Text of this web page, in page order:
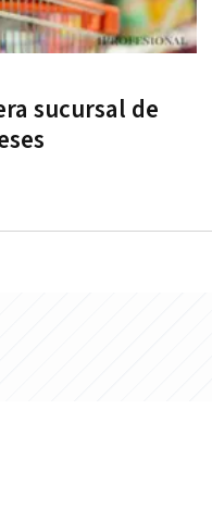
sucursal de